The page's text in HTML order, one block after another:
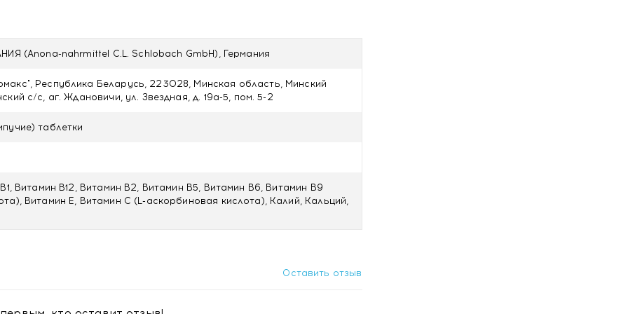
1раз в день.
с врачом.
(Anona-nahrmittel C.L. Schlobach GmbH), Германия
Республика Беларусь, 223028, Минская область, Минский
с/с, аг. Ждановичи, ул. Звездная, д. 19а-5, пом. 5-2
таблетки
Витамин В12, Витамин В2, Витамин В5, Витамин В6, Витамин В9
Витамин Е, Витамин С (L-аскорбиновая кислота), Калий, Кальций,
Оставить отзыв